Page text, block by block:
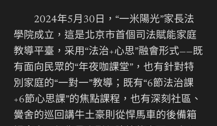
2024年5月30日，“一米陽光”家長法
學院成立，這是北京市首個司法賦能家庭
教導平臺，采用“法治+心思”融會形式——既
有面向民眾的“年夜咖課堂”，也有針對特
別家庭的“一對一”教導；既有“6節法治課
+6節心思課”的焦點課程，也有深刻社區、
黌舍的巡回講牛土豪則從悍馬車的後備箱